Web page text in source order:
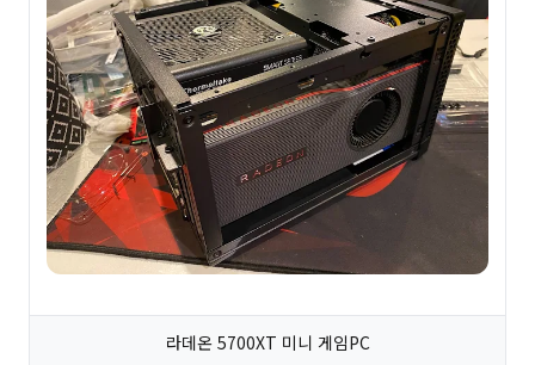
라데온 5700XT 미니 게임PC